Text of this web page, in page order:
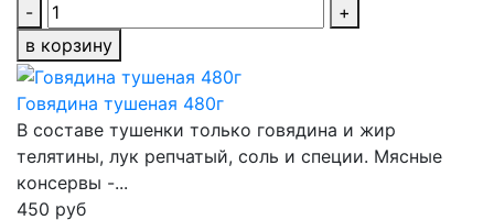
-
+
в корзину
Говядина тушеная 480г
В составе тушенки только говядина и жир
телятины, лук репчатый, соль и специи. Мясные
консервы -...
450 руб